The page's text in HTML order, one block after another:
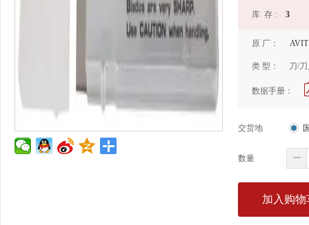
库 存 : 3
原 厂： AVIT
类 型： 刀/
数据手册：
交货地
数量
加入购物